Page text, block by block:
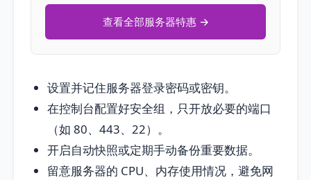
查看全部服务器特惠 →
设置并记住服务器登录密码或密钥。
在控制台配置好安全组，只开放必要的端口
（如 80、443、22）。
开启自动快照或定期手动备份重要数据。
留意服务器的 CPU、内存使用情况，避免网